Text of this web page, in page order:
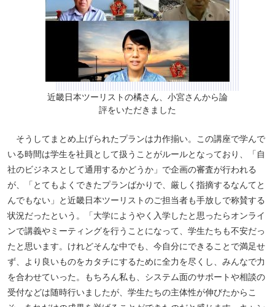
近畿日本ツーリストの橘さん、小宮さんから論
評をいただきました
そうしてまとめ上げられたプランは力作揃い。この講座で学んで
いる時間は学生を社員として扱うことがルールとなっており、「自
社のビジネスとして通用するかどうか」で企画の審査が行われる
が、「とてもよくできたプランばかりで、厳しく指摘するなんてと
んでもない」と近畿日本ツーリストのご担当者も手放しで称賛する
状況だったという。「大学にようやく入学したと思ったらオンライ
ンで講義やミーティングを行うことになって、学生たちも不安だっ
たと思います。けれどそんな中でも、今自分にできることで満足せ
ず、より良いものをカタチにするために全力を尽くし、みんなで力
を合わせていった。もちろん私も、システム面のサポートや相談の
受付などは随時行いましたが、学生たちの主体性が伸びたからこ